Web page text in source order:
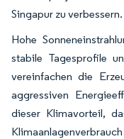
Singapur zu verbessern.
Hohe
stabile Tagesprofile
vereinfachen die
aggressiven
dieser Klimavorteil,